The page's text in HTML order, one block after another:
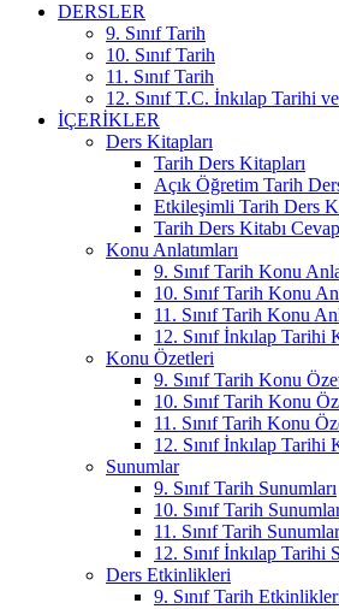
DERSLER
9. Sınıf Tarih
10. Sınıf Tarih
11. Sınıf Tarih
12. Sınıf T.C. İnkılap Tarihi
İÇERIKLER
Ders Kitapları
Tarih Ders Kitapları
Açık Öğretim Tarih
Etkileşimli Tarih Ders
Tarih Ders Kitabı
Konu Anlatımları
9. Sınıf Tarih Konu
10. Sınıf Tarih Konu
11. Sınıf Tarih Konu
12. Sınıf İnkılap Tarihi
Konu Özetleri
9. Sınıf Tarih Konu
10. Sınıf Tarih Konu
11. Sınıf Tarih Konu
12. Sınıf İnkılap Tarihi
Sunumlar
9. Sınıf Tarih Sunumları
10. Sınıf Tarih
11. Sınıf Tarih
12. Sınıf İnkılap Tarihi
Ders Etkinlikleri
9. Sınıf Tarih